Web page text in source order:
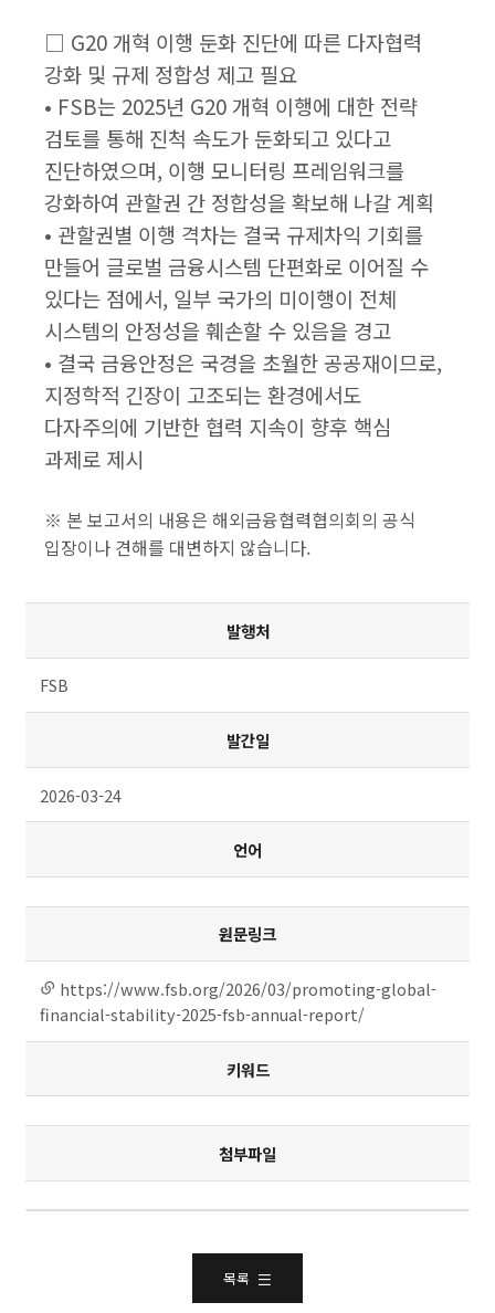
□ G20 개혁 이행 둔화 진단에 따른 다자협력
강화 및 규제 정합성 제고 필요
• FSB는 2025년 G20 개혁 이행에 대한 전략
검토를 통해 진척 속도가 둔화되고 있다고
진단하였으며, 이행 모니터링 프레임워크를
강화하여 관할권 간 정합성을 확보해 나갈 계획
• 관할권별 이행 격차는 결국 규제차익 기회를
만들어 글로벌 금융시스템 단편화로 이어질 수
있다는 점에서, 일부 국가의 미이행이 전체
시스템의 안정성을 훼손할 수 있음을 경고
• 결국 금융안정은 국경을 초월한 공공재이므로,
지정학적 긴장이 고조되는 환경에서도
다자주의에 기반한 협력 지속이 향후 핵심
과제로 제시
※ 본 보고서의 내용은 해외금융협력협의회의 공식
입장이나 견해를 대변하지 않습니다.
발행처
FSB
발간일
2026-03-24
언어
원문링크
링크
https://www.fsb.org/2026/03/promoting-global-
financial-stability-2025-fsb-annual-report/
키워드
첨부파일
목록